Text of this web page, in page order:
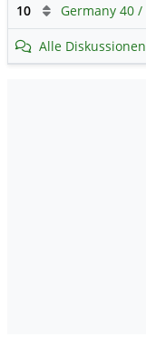
10
Alle Diskussionen